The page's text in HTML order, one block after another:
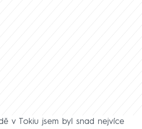
v Tokiu jsem byl snad nejvíce